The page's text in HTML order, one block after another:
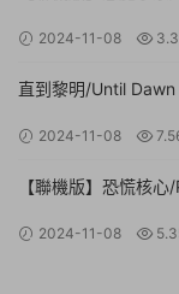
2024-11-08
直到黎明/Until
2024-11-08
【聯機版】恐慌核
2024-11-08